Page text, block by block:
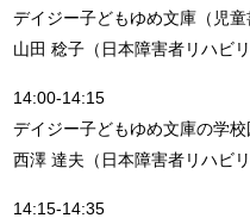
デイジー子どもゆめ文庫（児童
山田 稔子（日本障害者リハビ
14:00-14:15
デイジー子どもゆめ文庫の学
西澤 達夫（日本障害者リハビ
14:15-14:35